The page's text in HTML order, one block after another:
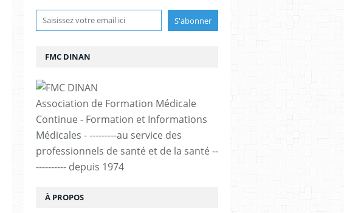
FMC DINAN
Association de Formation Médicale
Continue - Formation et Informations
Médicales - ---------au service des
professionnels de santé et de la santé --
---------- depuis 1974
À PROPOS